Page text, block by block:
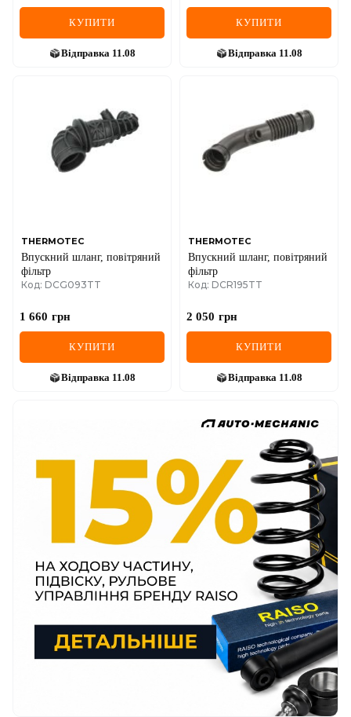
КУПИТИ
Відправка 11.08
КУПИТИ
Відправка 11.08
THERMOTEC
Впускний шланг, повітряний
фільтр
Код: DCG093TT
1 660 грн
КУПИТИ
Відправка 11.08
THERMOTEC
Впускний шланг, повітряний
фільтр
Код: DCR195TT
2 050 грн
КУПИТИ
Відправка 11.08